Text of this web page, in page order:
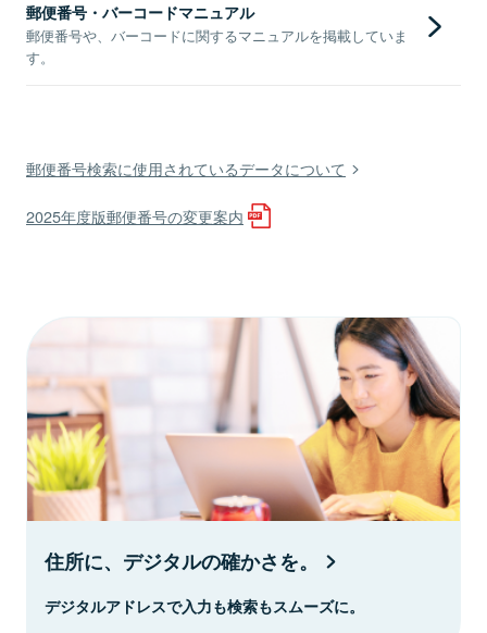
郵便番号・バーコードマニュアル
郵便番号や、バーコードに関するマニュアルを掲載していま
す。
郵便番号検索に使用されているデータについて
2025年度版郵便番号の変更案内
住所に、デジタルの確かさを。
デジタルアドレスで入力も検索もスムーズに。